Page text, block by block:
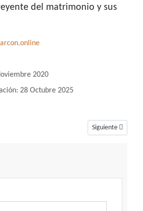
del matrimonio y sus
2020
28 Octubre 2025
con almejas, ¿Te recuerda al mar?Artículo siguiente:
Siguiente